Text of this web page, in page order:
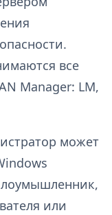
все
Manager: LM,
может
или